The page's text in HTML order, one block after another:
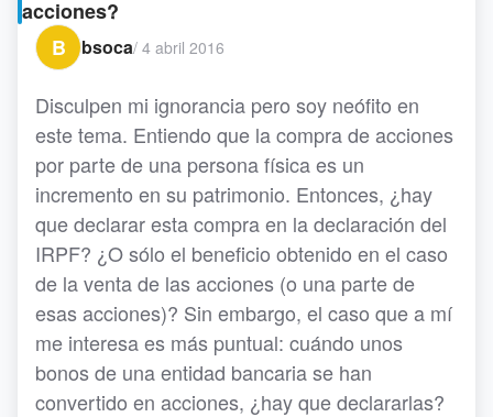
acciones?
B
bsoca/ 4 abril 2016
Disculpen mi ignorancia pero soy neófito en
este tema. Entiendo que la compra de acciones
por parte de una persona física es un
incremento en su patrimonio. Entonces, ¿hay
que declarar esta compra en la declaración del
IRPF? ¿O sólo el beneficio obtenido en el caso
de la venta de las acciones (o una parte de
esas acciones)? Sin embargo, el caso que a mí
me interesa es más puntual: cuándo unos
bonos de una entidad bancaria se han
convertido en acciones, ¿hay que declararlas?